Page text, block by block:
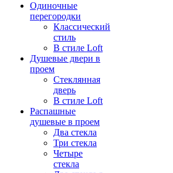
Одиночные
перегородки
Классический
стиль
В стиле Loft
Душевые двери в
проем
Стеклянная
дверь
В стиле Loft
Распашные
душевые в проем
Два стекла
Три стекла
Четыре
стекла